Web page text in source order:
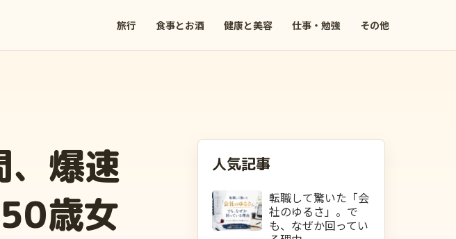
旅行 食事とお酒 健康と美容 仕事・勉強 その他
、爆速
歳女
人気記事
転職して驚いた「会
社のゆるさ」。で
も、なぜか回ってい